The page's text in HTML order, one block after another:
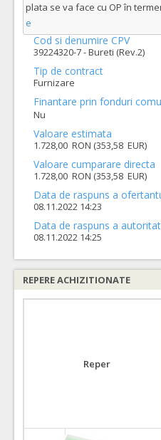
plata se va face cu OP în
e
Cod si denumire CPV
39224320-7 - Bureti (Rev.2)
Tip de contract
Furnizare
Finantare prin fonduri
Nu
Valoare estimata
1.728,00 RON (353,58 EUR)
Valoare cumparare directa
1.728,00 RON (353,58 EUR)
Data de raspuns a
08.11.2022 14:23
Data de raspuns a
08.11.2022 14:25
REPERE ACHIZITIONATE
Reper